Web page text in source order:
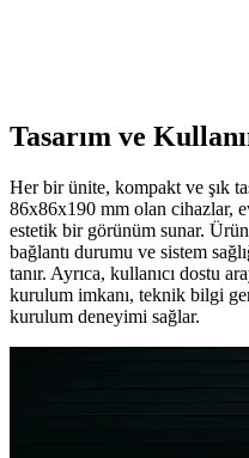
Huawei AX2, Wi-Fi 6
alanı sunan, güvenlik ve
Tasarım ve
Her bir ünite, kompakt ve şık
86x86x190 mm olan cihazlar,
estetik bir görünüm sunar.
bağlantı durumu ve sistem
tanır. Ayrıca, kullanıcı dostu
kurulum imkanı, teknik bilgi
kurulum deneyimi sağlar.